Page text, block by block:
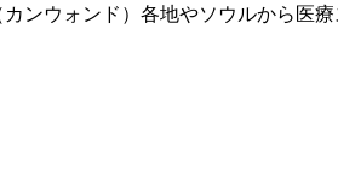
ウォンド）各地やソウルから医